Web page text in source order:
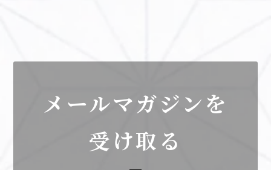
メールマガジンを
受け取る